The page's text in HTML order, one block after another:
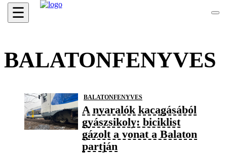
☰
BALATONFENYVES
BALATONFENYVES
A nyaralók kacagásából
gyászsikoly: biciklist
gázolt a vonat a Balaton
partján